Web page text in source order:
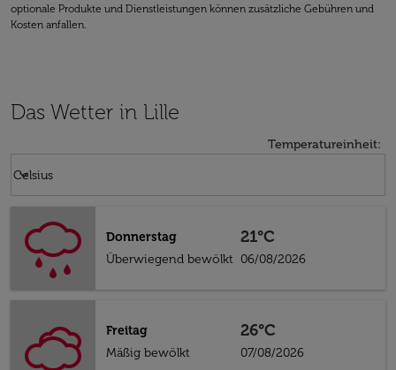
optionale Produkte und Dienstleistungen können zusätzliche Gebühren und
Kosten anfallen.
Das Wetter in Lille
Temperatureinheit:
Celsius
keyboard_arrow_down
Donnerstag
Überwiegend bewölkt
21°C
06/08/2026
Freitag
Mäßig bewölkt
26°C
07/08/2026